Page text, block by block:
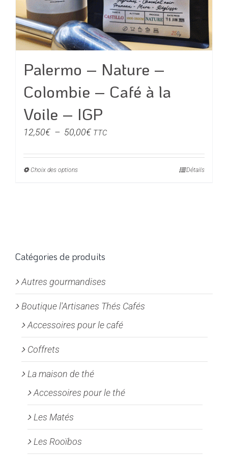
du
produit
Palermo – Nature –
Colombie – Café à la
Voile – IGP
12,50€ – 50,00€Plage
prix :
TTC
Choix des optionsCe
options
être
choisies
sur
la
page
produit
Détails
Catégories de produits
Autres gourmandises
Boutique l'Artisanes Thés Cafés
Accessoires pour le café
Coffrets
La maison de thé
Accessoires pour le thé
Les Matés
Les Rooïbos